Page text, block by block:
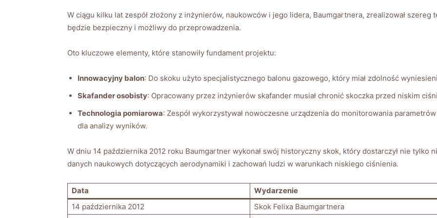
W ciągu kilku⁢ lat zespół złożony z ‍inżynierów, naukowców i jego lidera, Baumgartnera, zrealizował
będzie bezpieczny i możliwy do ⁤przeprowadzenia.
Oto⁤ kluczowe elementy, które stanowiły⁣ fundament projektu:
Innowacyjny balon: Do skoku użyto specjalistycznego⁣ balonu gazowego, ‍który miał ‍zdolność
Skafander osobisty: Opracowany ⁣przez ⁢inżynierów skafander musiał chronić​ skoczka przed niskim‌
Technologia pomiarowa: Zespół wykorzystywał nowoczesne urządzenia do monitorowania
dla analizy wyników.
W dniu 14 ⁢października 2012 roku Baumgartner wykonał swój historyczny skok, który‍ dostarczył nie tylko
danych naukowych dotyczących aerodynamiki i zachowań ludzi w ⁤warunkach ‍niskiego‍ ciśnienia.
Data
Wydarzenie
14 października 2012
Skok Felixa Baumgartnera